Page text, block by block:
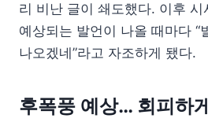
리 비난 글이 쇄도했다. 이후 시
예상되는 발언이 나올 때마다 “
나오겠네”라고 자조하게 됐다.
후폭풍 예상… 회피하